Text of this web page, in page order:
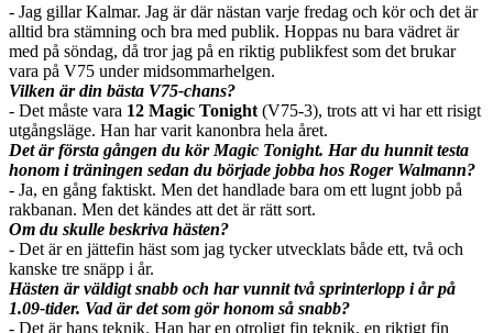
- Jag gillar Kalmar. Jag är där nästan varje fredag och kör och det är
alltid bra stämning och bra med publik. Hoppas nu bara vädret är
med på söndag, då tror jag på en riktig publikfest som det brukar
vara på V75 under midsommarhelgen.
Vilken är din bästa V75-chans?
- Det måste vara 12 Magic Tonight (V75-3), trots att vi har ett risigt
utgångsläge. Han har varit kanonbra hela året.
Det är första gången du kör Magic Tonight. Har du hunnit testa
honom i träningen sedan du började jobba hos Roger Walmann?
- Ja, en gång faktiskt. Men det handlade bara om ett lugnt jobb på
rakbanan. Men det kändes att det är rätt sort.
Om du skulle beskriva hästen?
- Det är en jättefin häst som jag tycker utvecklats både ett, två och
kanske tre snäpp i år.
Hästen är väldigt snabb och har vunnit två sprinterlopp i år på
1.09-tider. Vad är det som gör honom så snabb?
- Det är hans teknik. Han har en otroligt fin teknik, en riktigt fin